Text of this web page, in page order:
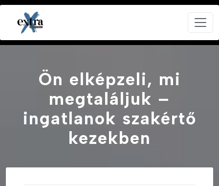
Ön elképzeli, mi
megtaláljuk –
ingatlanok szakértő
kezekben